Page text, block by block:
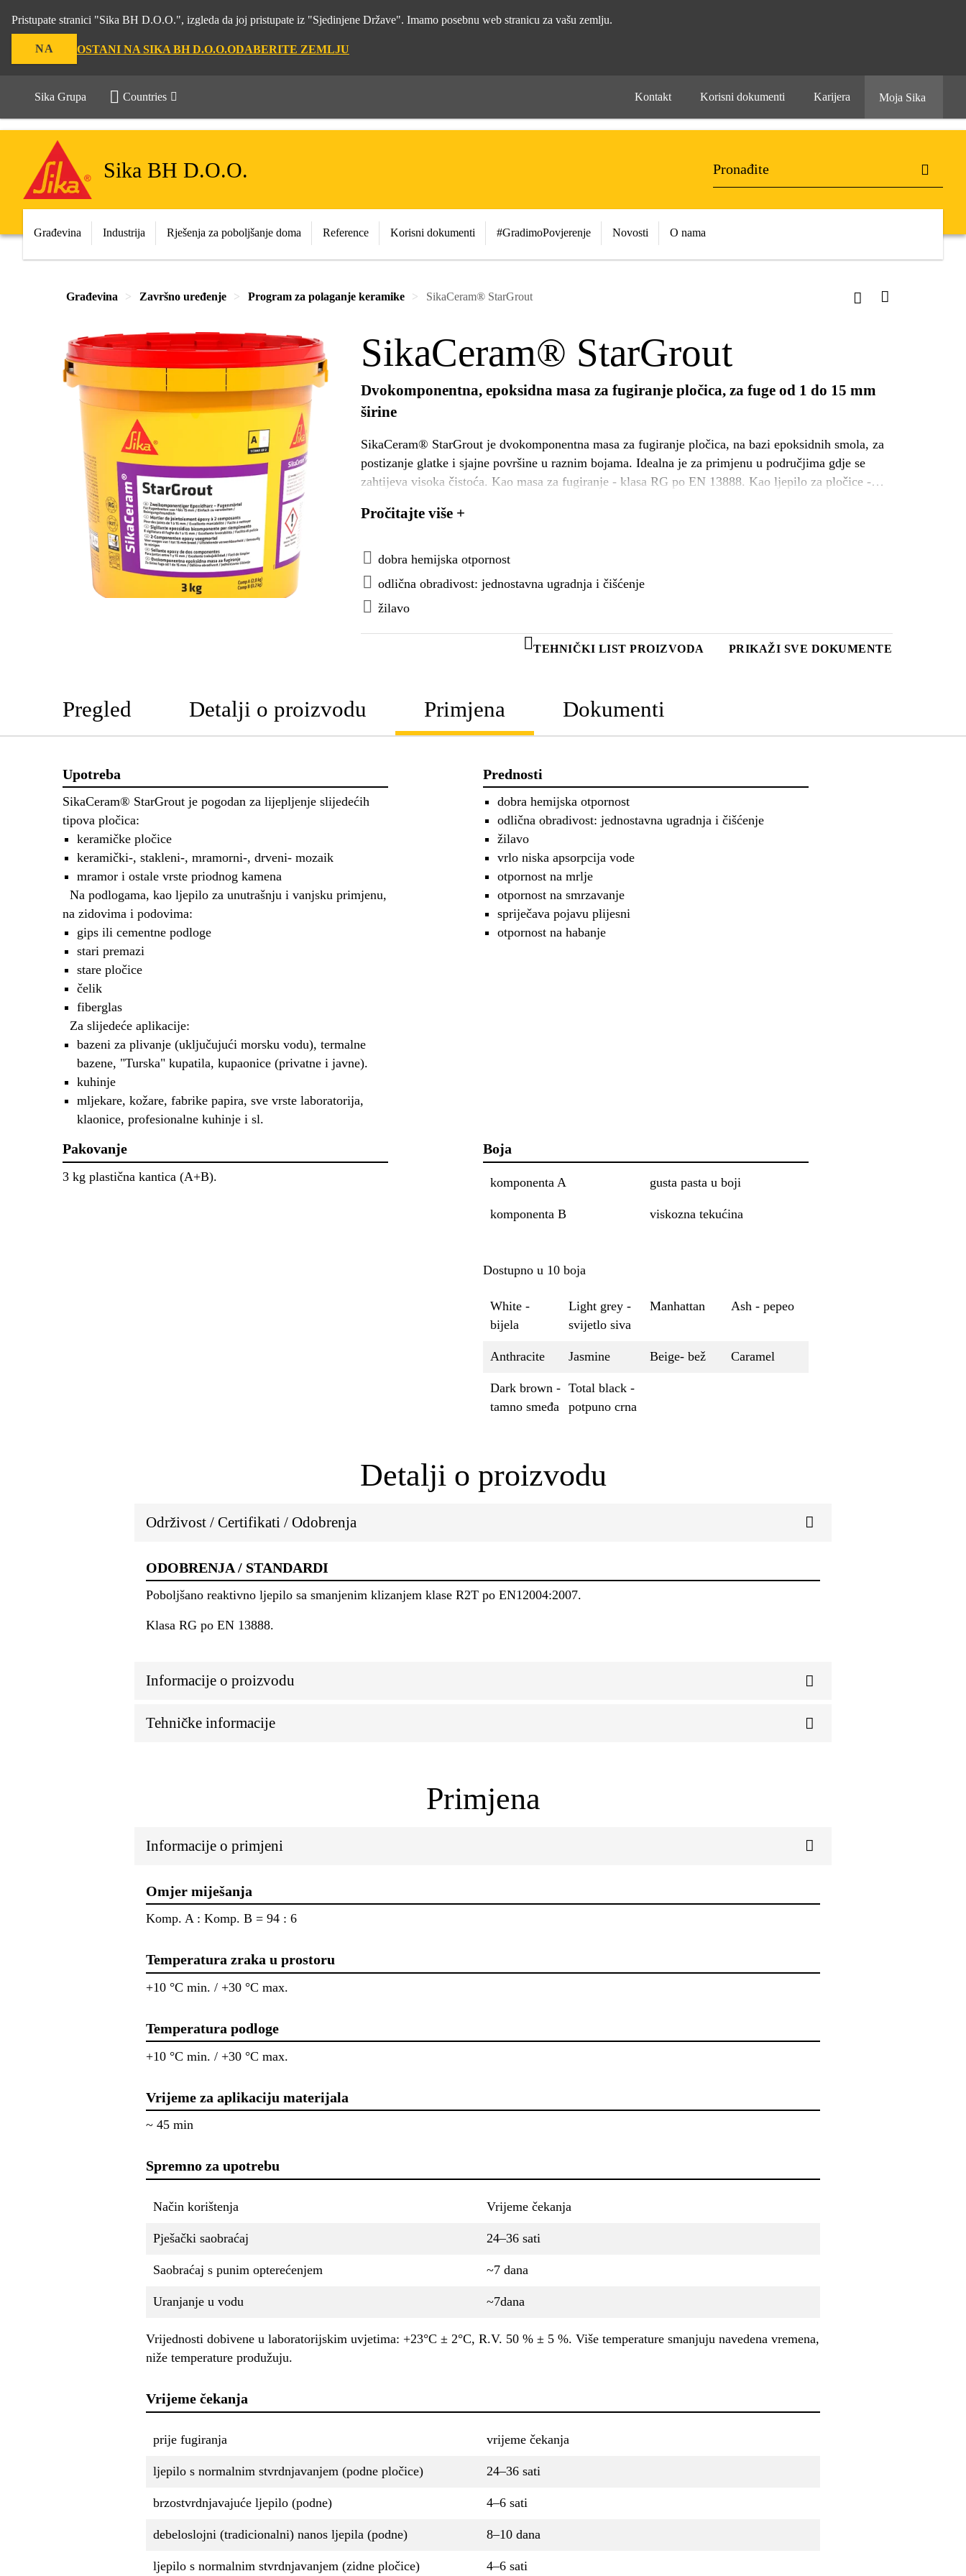
Pristupate stranici "Sika BH D.O.O.", izgleda da joj pristupate iz "Sjedinjene Države". Imamo posebnu web stranicu za vašu zemlju.
NA OSTANI NA SIKA BH D.O.O.ODABERITE ZEMLJU
Sika Grupa Countries Kontakt Korisni dokumenti Karijera Moja Sika
Sika BH D.O.O.
Građevina Industrija Rješenja za poboljšanje doma Reference Korisni dokumenti #GradimoPovjerenje Novosti O nama
Građevina Završno uređenje Program za polaganje keramike SikaCeram® StarGrout
SikaCeram® StarGrout
Dvokomponentna, epoksidna masa za fugiranje pločica, za fuge od 1 do 15 mm
širine
SikaCeram® StarGrout je dvokomponentna masa za fugiranje pločica, na bazi epoksidnih smola, za
postizanje glatke i sjajne površine u raznim bojama. Idealna je za primjenu u područjima gdje se
zahtijeva visoka čistoća. Kao masa za fugiranje - klasa RG po EN 13888. Kao ljepilo za pločice -
Pročitajte više +
dobra hemijska otpornost
odlična obradivost: jednostavna ugradnja i čišćenje
žilavo
TEHNIČKI LIST PROIZVODA PRIKAŽI SVE DOKUMENTE
Pregled Detalji o proizvodu Primjena Dokumenti
Upotreba
SikaCeram® StarGrout je pogodan za lijepljenje slijedećih
tipova pločica:
keramičke pločice
keramički-, stakleni-, mramorni-, drveni- mozaik
mramor i ostale vrste priodnog kamena
Na podlogama, kao ljepilo za unutrašnju i vanjsku primjenu,
na zidovima i podovima:
gips ili cementne podloge
stari premazi
stare pločice
čelik
fiberglas
Za slijedeće aplikacije:
bazeni za plivanje (uključujući morsku vodu), termalne
bazene, "Turska" kupatila, kupaonice (privatne i javne).
kuhinje
mljekare, kožare, fabrike papira, sve vrste laboratorija,
klaonice, profesionalne kuhinje i sl.
Prednosti
dobra hemijska otpornost
odlična obradivost: jednostavna ugradnja i čišćenje
žilavo
vrlo niska apsorpcija vode
otpornost na mrlje
otpornost na smrzavanje
spriječava pojavu plijesni
otpornost na habanje
Pakovanje
3 kg plastična kantica (A+B).
Boja
komponenta A gusta pasta u boji
komponenta B viskozna tekućina
Dostupno u 10 boja
White -
bijela
Light grey -
svijetlo siva
Manhattan Ash - pepeo
Anthracite Jasmine Beige- bež Caramel
Dark brown -
tamno smeđa
Total black -
potpuno crna
Detalji o proizvodu
Održivost / Certifikati / Odobrenja
ODOBRENJA / STANDARDI
Poboljšano reaktivno ljepilo sa smanjenim klizanjem klase R2T po EN12004:2007.
Klasa RG po EN 13888.
Informacije o proizvodu
Tehničke informacije
Primjena
Informacije o primjeni
Omjer miješanja
Komp. A : Komp. B = 94 : 6
Temperatura zraka u prostoru
+10 °C min. / +30 °C max.
Temperatura podloge
+10 °C min. / +30 °C max.
Vrijeme za aplikaciju materijala
~ 45 min
Spremno za upotrebu
Način korištenja Vrijeme čekanja
Pješački saobraćaj 24–36 sati
Saobraćaj s punim opterećenjem ~7 dana
Uranjanje u vodu ~7dana
Vrijednosti dobivene u laboratorijskim uvjetima: +23°C ± 2°C, R.V. 50 % ± 5 %. Više temperature smanjuju navedena vremena,
niže temperature produžuju.
Vrijeme čekanja
prije fugiranja vrijeme čekanja
ljepilo s normalnim stvrdnjavanjem (podne pločice) 24–36 sati
brzostvrdnjavajuće ljepilo (podne) 4–6 sati
debeloslojni (tradicionalni) nanos ljepila (podne) 8–10 dana
ljepilo s normalnim stvrdnjavanjem (zidne pločice) 4–6 sati